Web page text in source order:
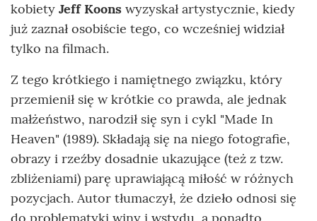
kobiety Jeff Koons wyzyskał artystycznie, kiedy
już zaznał osobiście tego, co wcześniej widział
tylko na filmach.
Z tego krótkiego i namiętnego związku, który
przemienił się w krótkie co prawda, ale jednak
małżeństwo, narodził się syn i cykl "Made In
Heaven" (1989). Składają się na niego fotografie,
obrazy i rzeźby dosadnie ukazujące (też z tzw.
zbliżeniami) parę uprawiającą miłość w różnych
pozycjach. Autor tłumaczył, że dzieło odnosi się